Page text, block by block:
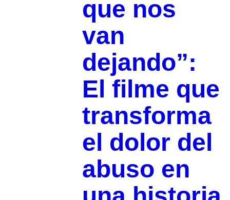
que nos
van
dejando”:
El filme que
transforma
el dolor del
abuso en